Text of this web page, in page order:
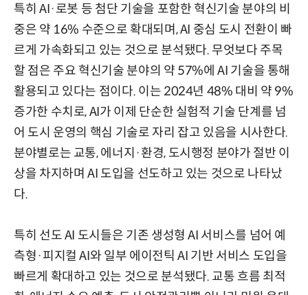
특히 AI·로봇 등 첨단 기술을 포함한 혁신기술 분야의 비
중은 약 16% 수준으로 확대되며, AI 중심 도시 전환이 빠
르게 가속화되고 있는 것으로 분석됐다. 무엇보다 주목
할 점은 주요 혁신기술 분야의 약 57%에 AI 기술을 통해
활용되고 있다는 점이다. 이는 2024년 48% 대비 약 9%
증가한 수치로, AI가 이제 단순한 실험적 기술 단계를 넘
어 도시 운영의 핵심 기술로 자리 잡고 있음을 시사한다.
분야별로는 교통, 에너지·환경, 도시행정 분야가 절반 이
상을 차지하며 AI 도입을 선도하고 있는 것으로 나타났
다.
특히 선도 AI 도시들은 기존 생성형 AI 서비스를 넘어 예
측형·피지컬 AI와 일부 에이전틱 AI 기반 서비스 도입을
빠르게 확대하고 있는 것으로 분석됐다. 교통 흐름 최적